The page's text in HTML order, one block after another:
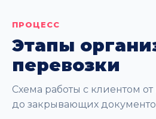
ПРОЦЕСС
Этапы
перевозки
Схема работы с клиентом
до закрывающих